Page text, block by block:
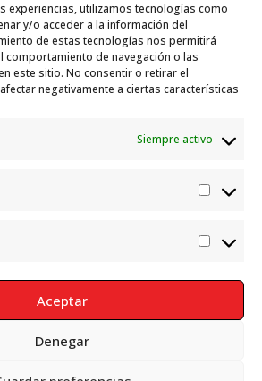
experiencias, utilizamos tecnologías como
y/o acceder a la información del
de estas tecnologías nos permitirá
de navegación o las
este sitio. No consentir o retirar el
negativamente a ciertas características
Siempre activo
Aceptar
Denegar
Acciones de empleo en el
de Acogida de Protección
julio, 2026
Privacidad